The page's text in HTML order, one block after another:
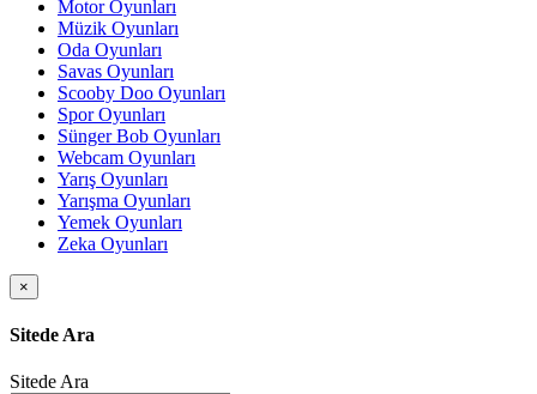
Motor Oyunları
Müzik Oyunları
Oda Oyunları
Savas Oyunları
Scooby Doo Oyunları
Spor Oyunları
Sünger Bob Oyunları
Webcam Oyunları
Yarış Oyunları
Yarışma Oyunları
Yemek Oyunları
Zeka Oyunları
×
Sitede Ara
Sitede Ara